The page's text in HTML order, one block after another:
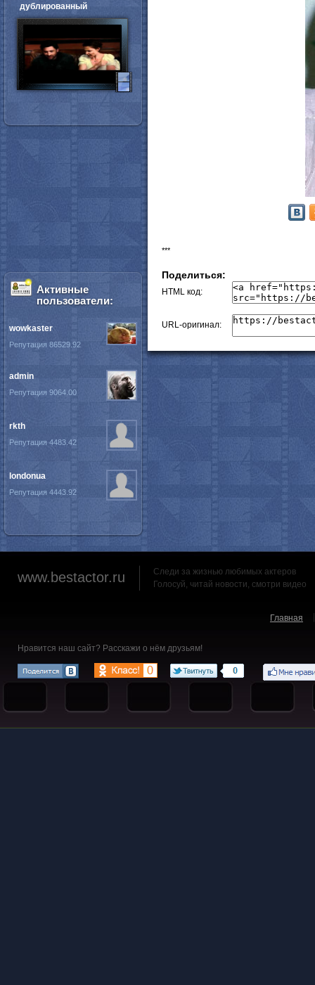
***
Поделиться:
HTML код:
URL-оригинал:
дублированный
Активные
пользователи:
wowkaster
Репутация 86529.92
admin
Репутация 9064.00
rkth
Репутация 4483.42
londonua
Репутация 4443.92
www.bestactor.ru
Следи за жизнью любимых актеров
Голосуй, читай новости, смотри видео
Главная
Нравится наш сайт? Расскажи о нём друзьям!